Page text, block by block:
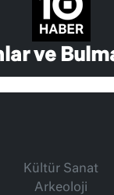
ve
Kültür Sanat
Arkeoloji